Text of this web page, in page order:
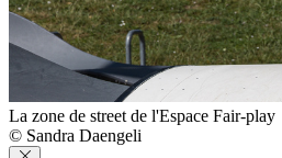
La zone de street de l'Espace Fair-play
© Sandra Daengeli